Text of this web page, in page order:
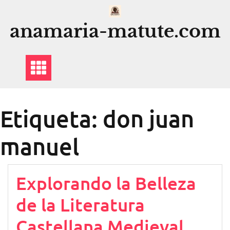
contenido
anamaria-matute.com
Etiqueta: don juan
manuel
Explorando la Belleza
de la Literatura